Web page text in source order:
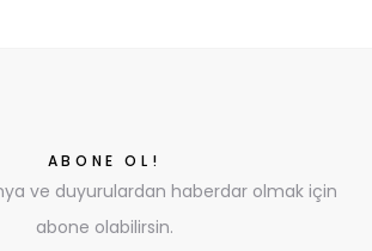
ABONE OL!
ve duyurulardan haberdar olmak için
abone olabilirsin.